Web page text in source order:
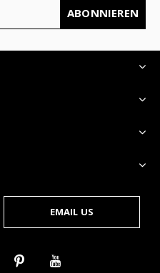
ABONNIEREN
EMAIL US